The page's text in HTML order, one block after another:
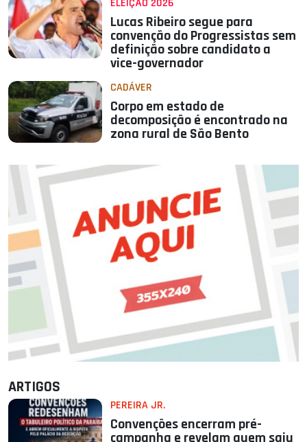
ELEIÇÃO 2026
Lucas Ribeiro segue para
convenção do Progressistas sem
definição sobre candidato a
vice-governador
CADÁVER
Corpo em estado de
decomposição é encontrado na
zona rural de São Bento
ARTIGOS
PEREIRA JR.
Convenções encerram pré-
campanha e revelam quem saiu